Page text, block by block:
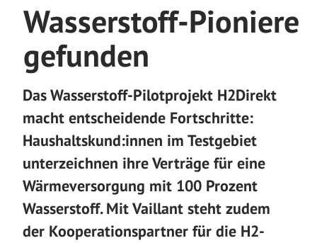
Wasserstoff-Pioniere
gefunden
Das Wasserstoff-Pilotprojekt H2Direkt
macht entscheidende Fortschritte:
Haushaltskund:innen im Testgebiet
unterzeichnen ihre Verträge für eine
Wärmeversorgung mit 100 Prozent
Wasserstoff. Mit Vaillant steht zudem
der Kooperationspartner für die H2-